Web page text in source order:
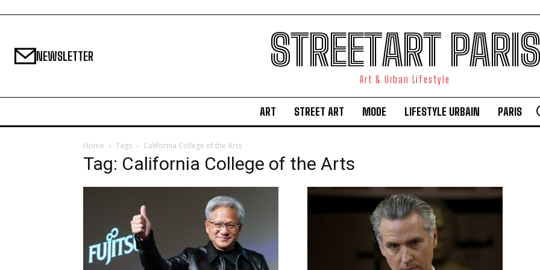
NEWSLETTER STREETART PARIS
Art & Urban Lifestyle
ART STREET ART MODE LIFESTYLE URBAIN PARIS
Home Tags California College of the Arts
Tag: California College of the Arts